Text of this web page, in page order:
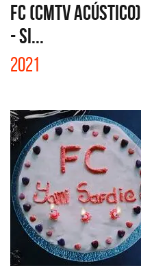
FC (CMTV ACÚSTICO)
- SI...
2021